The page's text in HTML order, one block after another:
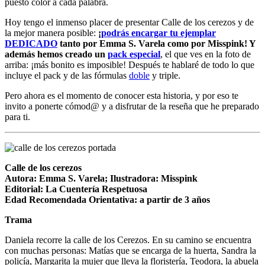
puesto color a cada palabra.
Hoy tengo el inmenso placer de presentar Calle de los cerezos y de
la mejor manera posible: ¡podrás encargar tu ejemplar
DEDICADO tanto por Emma S. Varela como por Misspink! Y
además hemos creado un pack especial, el que ves en la foto de
arriba: ¡más bonito es imposible! Después te hablaré de todo lo que
incluye el pack y de las fórmulas doble y triple.
Pero ahora es el momento de conocer esta historia, y por eso te
invito a ponerte cómod@ y a disfrutar de la reseña que he preparado
para ti.
Calle de los cerezos
Autora: Emma S. Varela; Ilustradora: Misspink
Editorial: La Cuentería Respetuosa
Edad Recomendada Orientativa: a partir de 3 años
Trama
Daniela recorre la calle de los Cerezos. En su camino se encuentra
con muchas personas: Matías que se encarga de la huerta, Sandra la
policía, Margarita la mujer que lleva la floristería, Teodora, la abuela